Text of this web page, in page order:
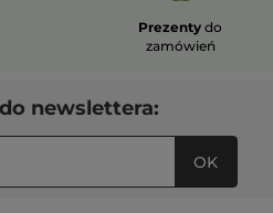
Prezenty do
zamówień
do newslettera:
OK